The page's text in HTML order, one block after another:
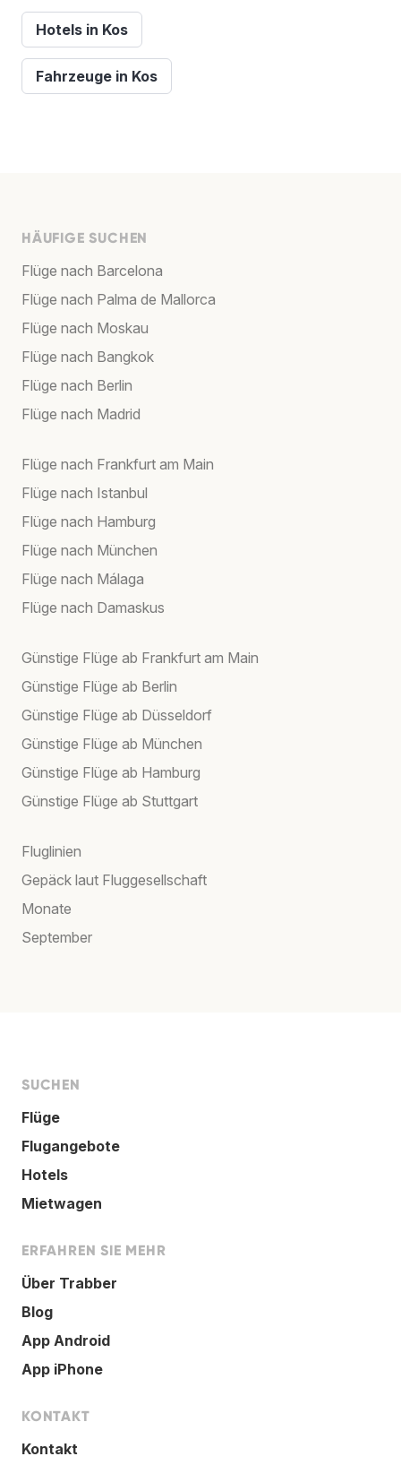
Hotels in Kos
Fahrzeuge in Kos
HÄUFIGE SUCHEN
Flüge nach Barcelona
Flüge nach Palma de Mallorca
Flüge nach Moskau
Flüge nach Bangkok
Flüge nach Berlin
Flüge nach Madrid
Flüge nach Frankfurt am Main
Flüge nach Istanbul
Flüge nach Hamburg
Flüge nach München
Flüge nach Málaga
Flüge nach Damaskus
Günstige Flüge ab Frankfurt am Main
Günstige Flüge ab Berlin
Günstige Flüge ab Düsseldorf
Günstige Flüge ab München
Günstige Flüge ab Hamburg
Günstige Flüge ab Stuttgart
Fluglinien
Gepäck laut Fluggesellschaft
Monate
September
SUCHEN
Flüge
Flugangebote
Hotels
Mietwagen
ERFAHREN SIE MEHR
Über Trabber
Blog
App Android
App iPhone
KONTAKT
Kontakt